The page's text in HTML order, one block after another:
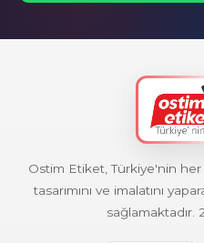
Ostim Etiket, Türkiye'nin
tasarımını ve imalatını
sağlamaktadır.